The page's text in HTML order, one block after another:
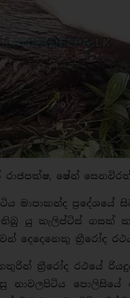
රාජපක්ෂ,
මාපාකන්ද ප්‍රදේශයේ
යු කැලිප්ටිස් ගසක්
දෙදෙනෙකු ත්‍රීරෝද
ත්‍රීරෝද රථයේ
නාවලපිටිය